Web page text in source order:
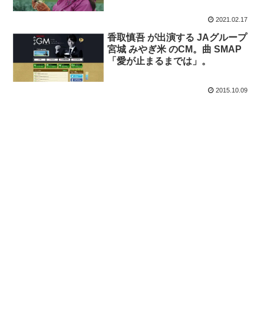
2021.02.17
香取慎吾 が出演する JAグループ
宮城 みやぎ米 のCM。曲 SMAP
「愛が止まるまでは」。
2015.10.09